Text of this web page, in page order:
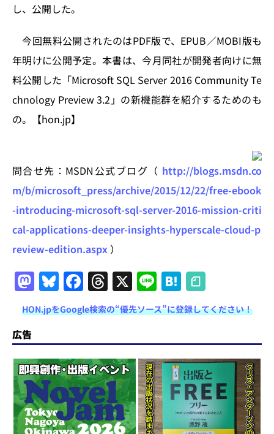
し、公開した。
今回無料公開されたのはPDF版で、EPUB／MOBI版も
年明けに公開予定。本書は、今月同社が開発者向けに無
料公開した「Microsoft SQL Server 2016 Community Te
chnology Preview 3.2」の新機能群を紹介するためのも
の。【hon.jp】
問合せ先：MSDN公式ブログ（ http://blogs.msdn.co
m/b/microsoft_press/archive/2015/12/22/free-ebook
-introducing-microsoft-sql-server-2016-mission-criti
cal-applications-deeper-insights-hyperscale-cloud-p
review-edition.aspx ）
M
a
st
o
d
o
n
Bl
u
e
s
k
y
F
a
c
e
b
o
o
k
T
h
re
a
d
s
X Li
n
e
H
at
e
n
a
HON.jpをGoogle検索の“優先ソース”に登録してください！
広告